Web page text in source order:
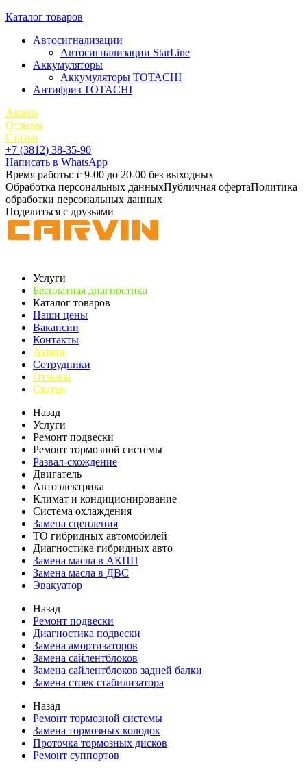
Каталог товаров
Автосигнализации
Автосигнализации StarLine
Аккумуляторы
Аккумуляторы TOTACHI
Антифриз TOTACHI
Акции
Отзывы
Статьи
+7 (3812) 38-35-90
Написать в WhatsApp
Время работы: с 9-00 до 20-00 без выходных
Обработка персональных данныхПубличная офертаПолитика
обработки персональных данных
Поделиться с друзьями
Услуги
Бесплатная диагностика
Каталог товаров
Наши цены
Вакансии
Контакты
Акции
Сотрудники
Отзывы
Статьи
Назад
Услуги
Ремонт подвески
Ремонт тормозной системы
Развал-схождение
Двигатель
Автоэлектрика
Климат и кондиционирование
Система охлаждения
Замена сцепления
ТО гибридных автомобилей
Диагностика гибридных авто
Замена масла в АКПП
Замена масла в ДВС
Эвакуатор
Назад
Ремонт подвески
Диагностика подвески
Замена амортизаторов
Замена сайлентблоков
Замена сайлентблоков задней балки
Замена стоек стабилизатора
Назад
Ремонт тормозной системы
Замена тормозных колодок
Проточка тормозных дисков
Ремонт суппортов